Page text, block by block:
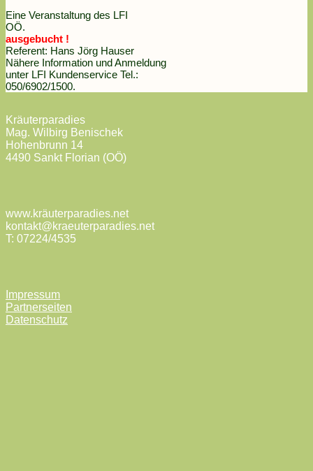
Eine Veranstaltung des LFI
OÖ.
ausgebucht !
Referent: Hans Jörg Hauser
Nähere Information und Anmeldung
unter LFI Kundenservice Tel.:
050/6902/1500.
Kräuterparadies
Mag. Wilbirg Benischek
Hohenbrunn 14
4490 Sankt Florian (OÖ)
www.kräuterparadies.net
kontakt@kraeuterparadies.net
T: 07224/4535
Impressum
Partnerseiten
Datenschutz